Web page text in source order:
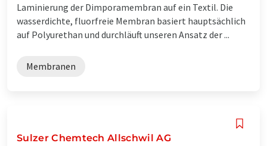
Laminierung der Dimporamembran auf ein Textil. Die
wasserdichte, fluorfreie Membran basiert hauptsächlich
auf Polyurethan und durchläuft unseren Ansatz der ...
Membranen
Sulzer Chemtech Allschwil AG